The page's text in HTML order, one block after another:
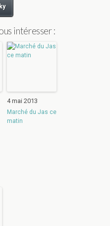
intéresser :
4 mai 2013
Marché du Jas ce
matin